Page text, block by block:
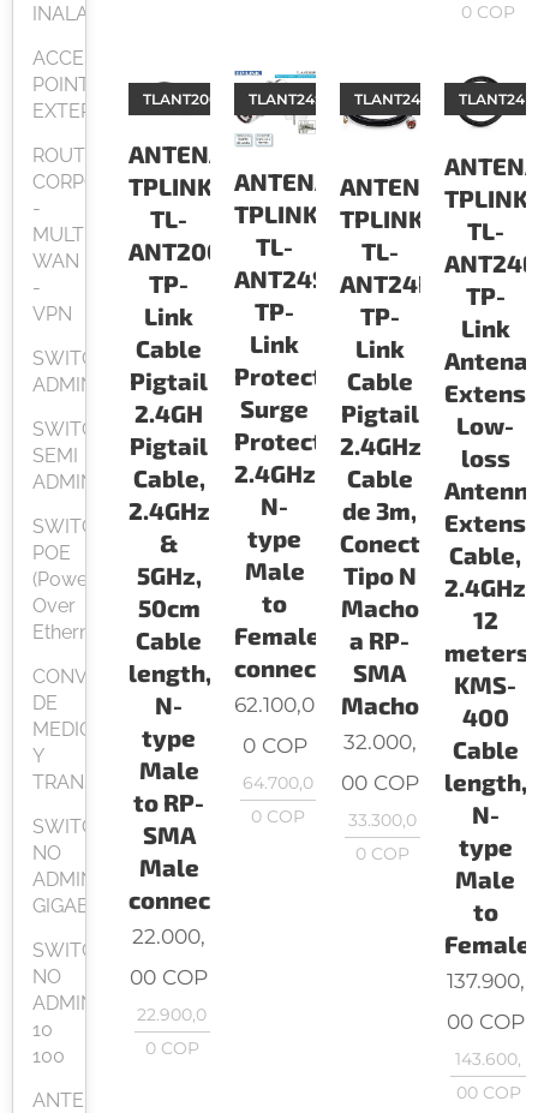
INALAMBRICO
ACCES
POINT
EXTERIORES
ROUTER
CORPORATIVO
-
MULTI
WAN
-
VPN
SWITCH
ADMINISTRABLES
SWITCH
SEMI
ADMINISTRABLES
SWITCH
POE
(Power
Over
Ethernet)
CONVERTIDORES
DE
MEDIOS
Y
TRANSCEIVER
SWITCH
NO
ADMINISTRABLES
GIGABIT
SWITCH
NO
ADMINISTRABLES
10
100
ANTENAS
0 COP
ANTENAS
TPLINK
TL-
ANT200PT
TP-
Link
Cable
Pigtail
2.4GH
Pigtail
Cable,
2.4GHz
&
5GHz,
50cm
Cable
length,
N-
type
Male
to RP-
SMA
Male
connector
TLANT200PT
22.000,
00 COP
22.900,0
0COP
ANTENAS
TPLINK
TL-
ANT24SP
TP-
Link
Protector
Surge
Protector,
2.4GHz,
N-
type
Male
to
Female
connector
TLANT24SP
62.100,0
0COP
64.700,0
0COP
ANTENAS
TPLINK
TL-
ANT24PT3
TP-
Link
Cable
Pigtail
2.4GHz
Cable
de 3m,
Conector
Tipo N
Macho
a RP-
SMA
Macho
TLANT24PT3
32.000,
00COP
33.300,0
0 COP
TPLINK
TL-
TP-
Link
Antena
Low-
loss
Cable,
2.4GHz,
12
meters
KMS-
400
Cable
length,
N-
type
Male
to
Female
137.900,
00COP
143.600,
00COP